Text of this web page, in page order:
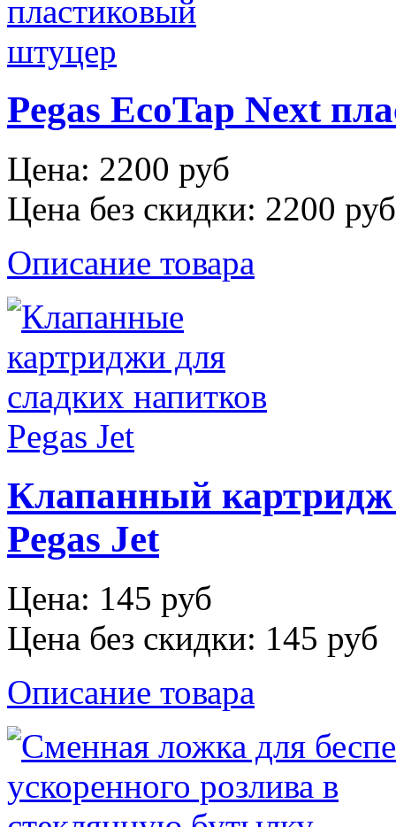
Pegas EcoTap Next
Цена: 2200 руб
Цена без скидки: 2200 руб
Описание товара
Клапанный картридж
Pegas Jet
Цена: 145 руб
Цена без скидки: 145 руб
Описание товара